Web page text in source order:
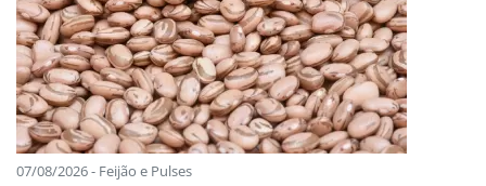
07/08/2026 - Feijão e Pulses